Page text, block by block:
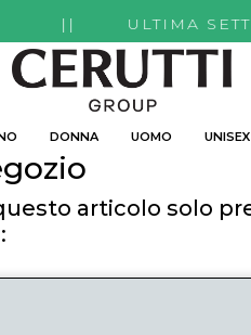
150€ || ULTIMA
DONNA UOMO UNISEX
articolo solo